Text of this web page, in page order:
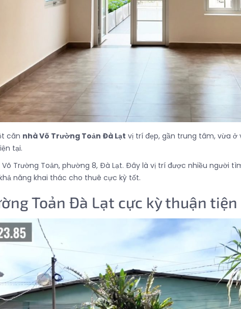
căn nhà Võ Trường Toản Đà Lạt vị trí đẹp, gần trung tâm, vừa
tại.
Trường Toản, phường 8, Đà Lạt. Đây là vị trí được nhiều người
năng khai thác cho thuê cực kỳ tốt.
Toản Đà Lạt cực kỳ thuận tiện